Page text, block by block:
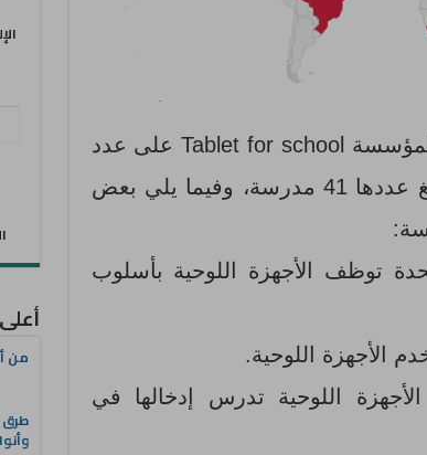
أجريت بحوث مستقلة تابعة لمؤسسة Tablet for school على عدد
من المدارس في المملكة المتحدة، بلغ عددها 41 مدرسة، وفيما يلي بعض
توظف الأجهزة اللوحية بأسلوب
اللوحية تدرس إدخالها في
من
طرق